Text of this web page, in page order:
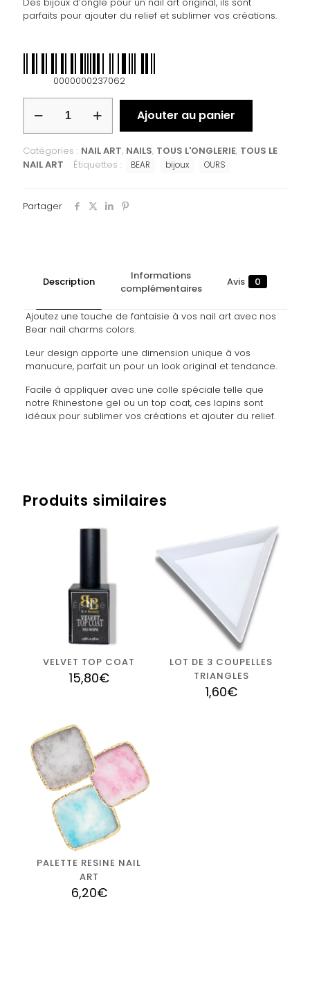
parfaits pour ajouter du relief et sublimer vos créations.
0000000237062
Ajouter au panier
Catégories : NAIL ART, NAILS, TOUS L'ONGLERIE, TOUS LE
NAIL ART
Étiquettes : BEAR bijoux OURS
Partager
Description
Informations
complémentaires
Avis 0
Ajoutez une touche de fantaisie à vos nail art avec nos
Bear nail charms colors.
Leur design apporte une dimension unique à vos
manucure, parfait un pour un look original et tendance.
Facile à appliquer avec une colle spéciale telle que
notre Rhinestone gel ou un top coat, ces lapins sont
idéaux pour sublimer vos créations et ajouter du relief.
Soyez le premier à laisser votre avis
sur “BEAR NAIL CHARMS COLORS – 5
pour publier un avis.
Produits similaires
Épuisé
VELVET TOP COAT
15,80€
LOT DE 3 COUPELLES
TRIANGLES
1,60€
PALETTE RESINE NAIL
ART
6,20€